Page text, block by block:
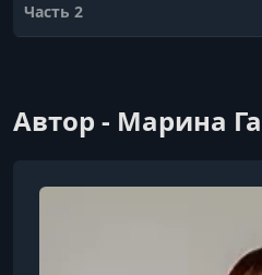
Часть 2
Автор - Марина